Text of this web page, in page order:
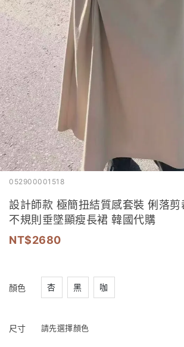
052900001518
設計師款 極簡扭結質感套裝 俐落
不規則垂墜顯瘦長裙 韓國代購
2680
顏色 杏 黑 咖
尺寸 請先選擇顏色